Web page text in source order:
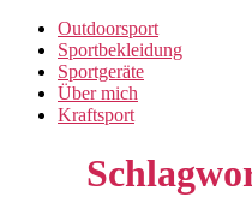
Outdoorsport
Sportbekleidung
Sportgeräte
Über mich
Kraftsport